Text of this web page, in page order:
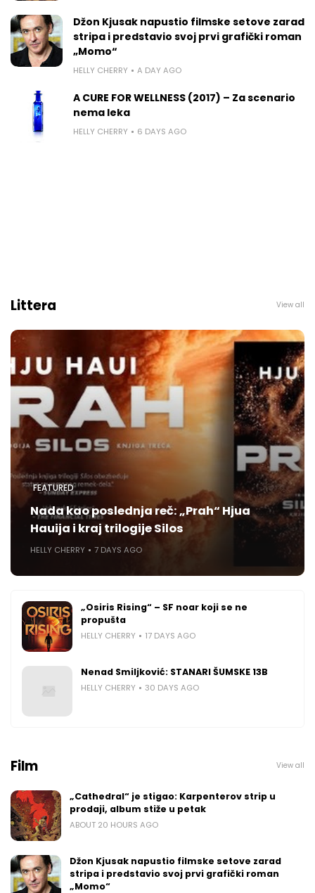
Džon Kjusak napustio filmske setove zarad
stripa i predstavio svoj prvi grafički roman
„Momo“
HELLY CHERRY A DAY AGO
A CURE FOR WELLNESS (2017) – Za scenario
nema leka
HELLY CHERRY 6 DAYS AGO
Littera View all
FEATURED
Nada kao poslednja reč: „Prah“ Hjua
Hauija i kraj trilogije Silos
HELLY CHERRY 7 DAYS AGO
„Osiris Rising“ – SF noar koji se ne
propušta
HELLY CHERRY 17 DAYS AGO
Nenad Smiljković: STANARI ŠUMSKE 13B
HELLY CHERRY 30 DAYS AGO
Film View all
„Cathedral“ je stigao: Karpenterov strip u
prodaji, album stiže u petak
ABOUT 20 HOURS AGO
Džon Kjusak napustio filmske setove zarad
stripa i predstavio svoj prvi grafički roman
„Momo“